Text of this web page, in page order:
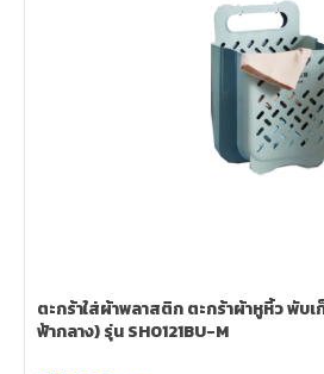
ตะกร้าใส่ผ้าพลาสติก ตะกร้าผ้าหูหิ้ว พับ
ฟ้ากลาง) รุ่น SH0121BU-M